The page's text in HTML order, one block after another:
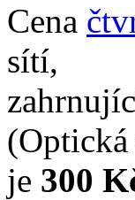
Cena
sítí,
je 300